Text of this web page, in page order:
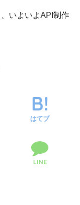
いよいよAPI制作
はてブ
LINE